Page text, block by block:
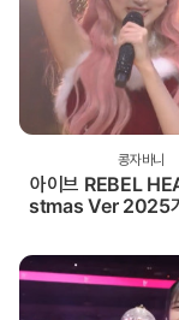
콩자바니
아이브 REBEL
stmas Ver 2025